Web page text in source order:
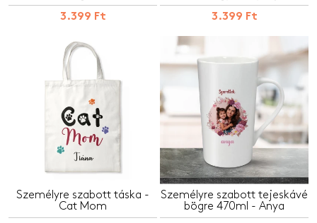
3.399 Ft 3.399 Ft
Személyre szabott táska -
Cat Mom
Személyre szabott tejeskávé
bögre 470ml - Anya